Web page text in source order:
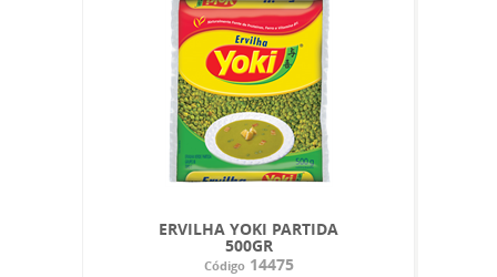
ERVILHA YOKI PARTIDA
500GR
Código14475